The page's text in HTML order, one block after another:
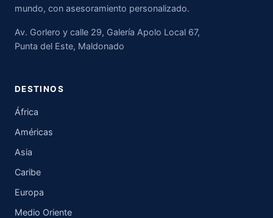
mundo, con asesoramiento personalizado.
Av. Gorlero y calle 29, Galería Apolo Local 67,
Punta del Este, Maldonado
DESTINOS
África
Américas
Asia
Caribe
Europa
Medio Oriente